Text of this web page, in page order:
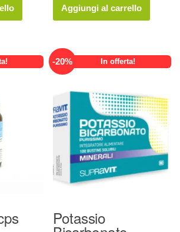
originale
era:
attuale
è:
Aggiungi al carrello
-20% In offerta!
Potassio